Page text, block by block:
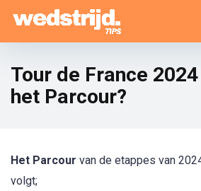
Tour de France
het Parcour?
Het Parcour van de etappes van
volgt;